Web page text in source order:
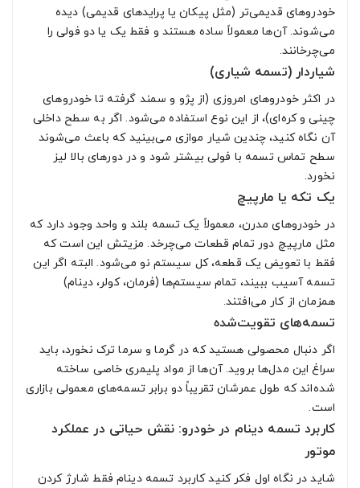
خودروهای قدیمی‌تر (مثل پیکان یا پرایدهای قدیمی) دیده
می‌شوند. آن‌ها معمولاً ساده هستند و فقط یک یا دو فولی را
می‌چرخانند.
شیاردار (تسمه شیاری)
در اکثر خودروهای امروزی (از پژو و سمند گرفته تا خودروهای
چینی و کره‌ای)، از این نوع استفاده می‌شود. اگر به سطح داخلی
آن‌ نگاه کنید، چندین شیار موازی می‌بینید که باعث می‌شوند
سطح تماس تسمه با فولی بیشتر شود و در دورهای بالا لیز
نخورد.
یک‌ تکه یا مارپیچ
در خودروهای مدرن، معمولاً یک تسمه بلند و واحد وجود دارد که
مثل مارپیچ دور تمام قطعات می‌چرخد. مزیتش این است که
فقط با تعویض یک قطعه، کل سیستم نو می‌شود. البته اگر این
تسمه آسیب ببیند، تمام سیستم‌ها (فرمان، کولر، دینام)
همزمان از کار می‌افتند.
تسمه‌های تقویت‌شده
اگر دنبال محصولی هستید که در گرما و سرما ترک نخورد، باید
سراغ این مدل‌ها بروید. آن‌ها از مواد پلیمری خاصی ساخته
شده‌اند که طول عمرشان تقریباً دو برابر تسمه‌های معمولی بازاری
است.
کاربرد تسمه دینام در خودرو: نقش حیاتی در عملکرد
موتور
شاید در نگاه اول فکر کنید کاربرد تسمه دینام فقط شارژ کردن